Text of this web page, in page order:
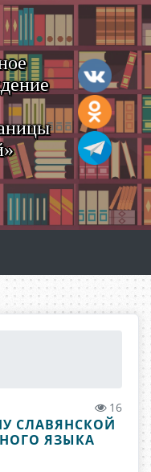
16
СЛАВЯНСКОЙ
ЯЗЫКА